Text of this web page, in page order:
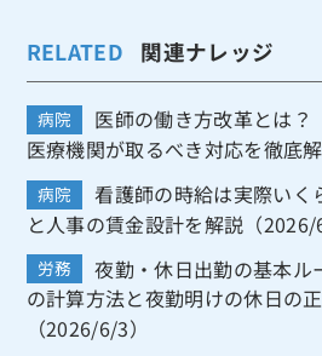
RELATED 関連ナレッジ
病院
医師の働き方改革とは
医療機関が取るべき対応を徹底
病院
看護師の時給は実際い
と人事の賃金設計を解説（2026/
労務
夜勤・休日出勤の基本
の計算方法と夜勤明けの休日の
（2026/6/3）